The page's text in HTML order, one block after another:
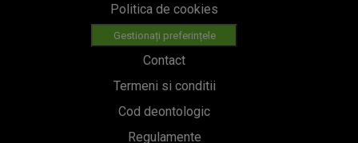
Politica de cookies
Gestionați preferințele
Contact
Termeni si conditii
Cod deontologic
Regulamente